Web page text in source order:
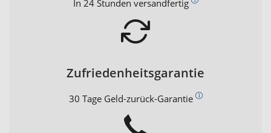
In 24 Stunden versandfertig
Zufriedenheitsgarantie
30 Tage Geld-zurück-Garantie